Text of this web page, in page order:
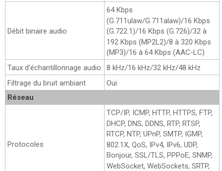
Débit binaire audio
64 Kbps
(G.711ulaw/G.711alaw)/16 Kbps
(G.722.1)/16 Kbps (G.726)/32 à
192 Kbps (MP2L2)/8 à 320 Kbps
(MP3)/16 à 64 Kbps (AAC-LC)
Taux d'échantillonnage audio
8 kHz/16 kHz/32 kHz/48 kHz
Filtrage du bruit ambiant
Oui
Réseau
Protocoles
TCP/IP, ICMP, HTTP, HTTPS, FTP,
DHCP, DNS, DDNS, RTP, RTSP,
RTCP, NTP, UPnP, SMTP, IGMP,
802.1X, QoS, IPv4, IPv6, UDP,
Bonjour, SSL/TLS, PPPoE, SNMP,
WebSocket, WebSockets, SRTP,